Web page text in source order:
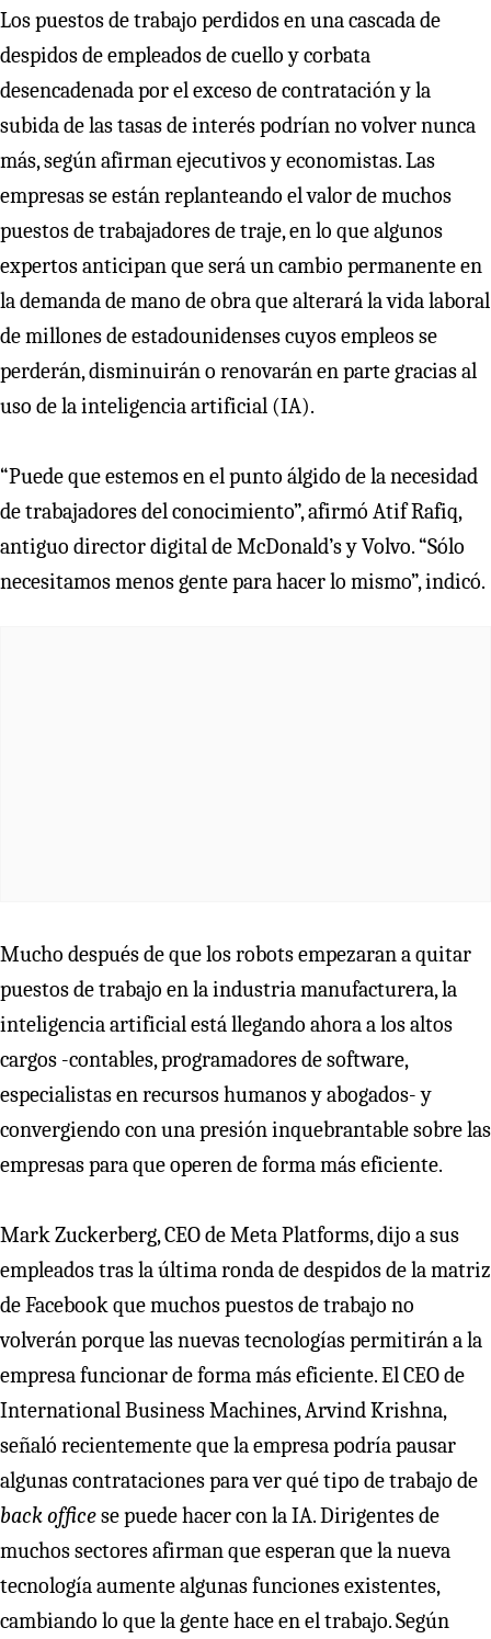
Los puestos de trabajo perdidos en una cascada de
despidos de empleados de cuello y corbata
desencadenada por el exceso de contratación y la
subida de las tasas de interés podrían no volver nunca
más, según afirman ejecutivos y economistas. Las
empresas se están replanteando el valor de muchos
puestos de trabajadores de traje, en lo que algunos
expertos anticipan que será un cambio permanente en
la demanda de mano de obra que alterará la vida laboral
de millones de estadounidenses cuyos empleos se
perderán, disminuirán o renovarán en parte gracias al
uso de la inteligencia artificial (IA).
“Puede que estemos en el punto álgido de la necesidad
de trabajadores del conocimiento”, afirmó Atif Rafiq,
antiguo director digital de McDonald’s y Volvo. “Sólo
necesitamos menos gente para hacer lo mismo”, indicó.
Mucho después de que los robots empezaran a quitar
puestos de trabajo en la industria manufacturera, la
inteligencia artificial está llegando ahora a los altos
cargos -contables, programadores de software,
especialistas en recursos humanos y abogados- y
convergiendo con una presión inquebrantable sobre las
empresas para que operen de forma más eficiente.
Mark Zuckerberg, CEO de Meta Platforms, dijo a sus
empleados tras la última ronda de despidos de la matriz
de Facebook que muchos puestos de trabajo no
volverán porque las nuevas tecnologías permitirán a la
empresa funcionar de forma más eficiente. El CEO de
International Business Machines, Arvind Krishna,
señaló recientemente que la empresa podría pausar
algunas contrataciones para ver qué tipo de trabajo de
back officese puede hacer con la IA. Dirigentes de
muchos sectores afirman que esperan que la nueva
tecnología aumente algunas funciones existentes,
cambiando lo que la gente hace en el trabajo. Según